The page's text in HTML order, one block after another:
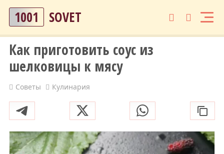
1001 SOVET
Как приготовить соус из
шелковицы к мясу
Советы Кулинария